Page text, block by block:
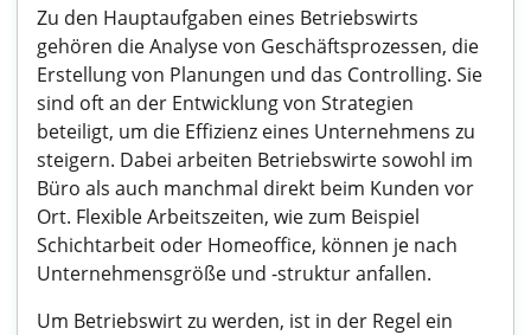
Zu den Hauptaufgaben eines Betriebswirts
gehören die Analyse von Geschäftsprozessen, die
Erstellung von Planungen und das Controlling. Sie
sind oft an der Entwicklung von Strategien
beteiligt, um die Effizienz eines Unternehmens zu
steigern. Dabei arbeiten Betriebswirte sowohl im
Büro als auch manchmal direkt beim Kunden vor
Ort. Flexible Arbeitszeiten, wie zum Beispiel
Schichtarbeit oder Homeoffice, können je nach
Unternehmensgröße und -struktur anfallen.
Um Betriebswirt zu werden, ist in der Regel ein